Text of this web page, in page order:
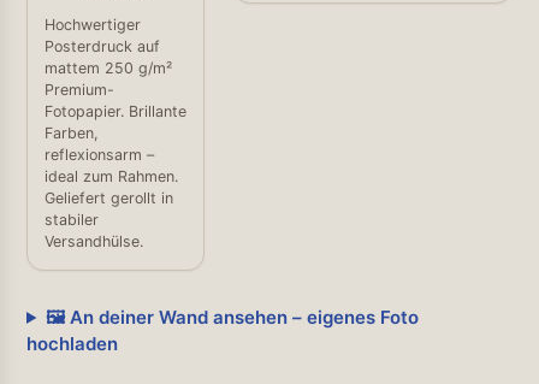
Hochwertiger
Posterdruck auf
mattem 250 g/m²
Premium-
Fotopapier. Brillante
Farben,
reflexionsarm –
ideal zum Rahmen.
Geliefert gerollt in
stabiler
Versandhülse.
🖼️ An deiner Wand ansehen – eigenes Foto
hochladen